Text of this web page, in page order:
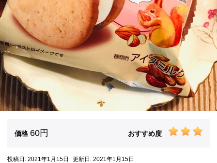
価格 60円 おすすめ度
投稿日: 2021年1月15日
更新日: 2021年1月15日